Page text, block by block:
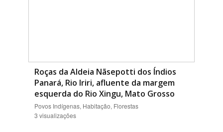
Roças da Aldeia Nãsepotti dos Índios
Panará, Rio Iriri, afluente da margem
esquerda do Rio Xingu, Mato Grosso
Povos Indígenas, Habitação, Florestas
3 visualizações